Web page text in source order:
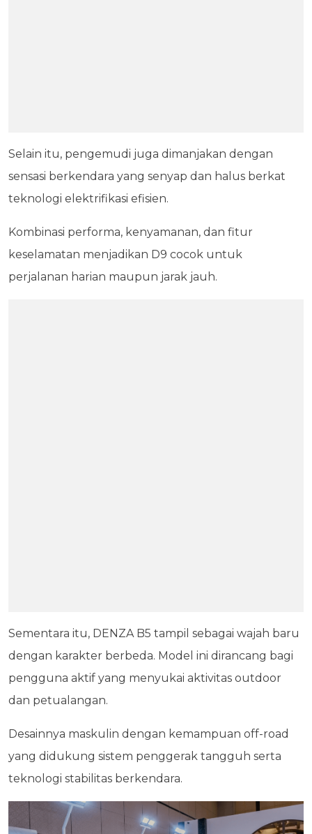
Selain itu, pengemudi juga dimanjakan dengan
sensasi berkendara yang senyap dan halus berkat
teknologi elektrifikasi efisien.
Kombinasi performa, kenyamanan, dan fitur
keselamatan menjadikan D9 cocok untuk
perjalanan harian maupun jarak jauh.
Sementara itu, DENZA B5 tampil sebagai wajah baru
dengan karakter berbeda. Model ini dirancang bagi
pengguna aktif yang menyukai aktivitas outdoor
dan petualangan.
Desainnya maskulin dengan kemampuan off-road
yang didukung sistem penggerak tangguh serta
teknologi stabilitas berkendara.